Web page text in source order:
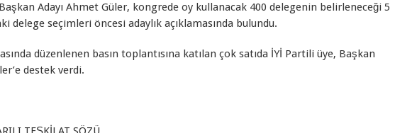
Adayı Ahmet Güler, kongrede oy kullanacak 400 delegenin belirleneceği 5
delege seçimleri öncesi adaylık açıklamasında bulundu.
düzenlenen basın toplantısına katılan çok satıda İYİ Partili üye, Başkan
destek verdi.